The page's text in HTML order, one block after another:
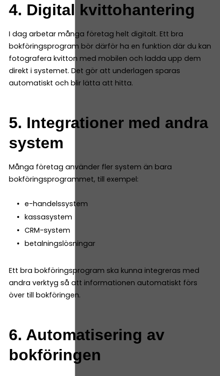
4. Digital kvittohantering
I dag arbetar många företag helt digitalt. Ett bra
bokföringsprogram bör därför ha en funktion där du kan
fotografera kvitton med mobilen och ladda upp dem
direkt i systemet. Det gör att underlagen sparas
automatiskt och blir lätta att hitta.
5. Integrationer med andra
system
Många företag använder fler system än bara
bokföringsprogrammet, till exempel:
e-handelssystem
kassasystem
CRM-system
betalningslösningar
Ett bra bokföringsprogram ska kunna integreras med
andra verktyg så att informationen automatiskt förs
över till bokföringen.
6. Automatisering av
bokföringen